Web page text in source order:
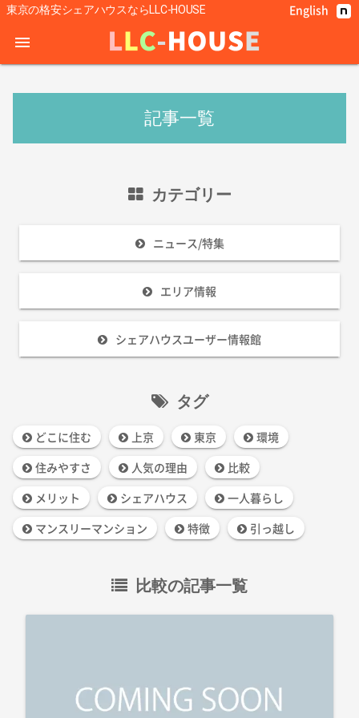
東京の格安シェアハウスならLLC-HOUSE English
menu
記事一覧
カテゴリー
ニュース/特集
エリア情報
シェアハウスユーザー情報館
タグ
どこに住む 上京 東京
環境
住みやすさ
人気の理由
比較
メリット
シェアハウス
一人暮らし
マンスリーマンション
特徴 引っ越し
比較の記事一覧